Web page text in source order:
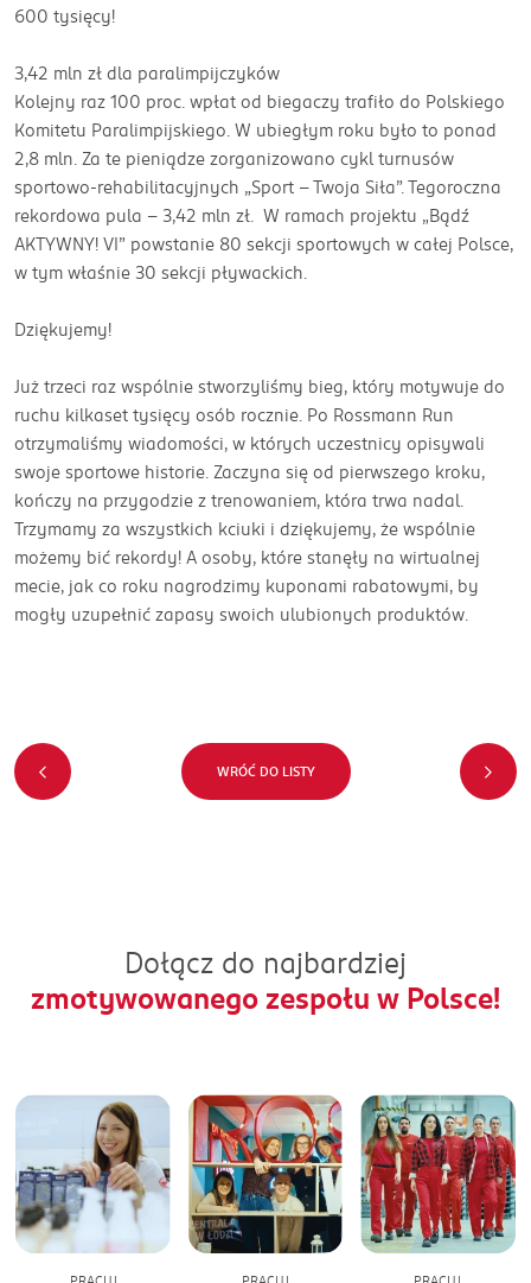
600 tysięcy!
3,42 mln zł dla paralimpijczyków
Kolejny raz 100 proc. wpłat od biegaczy trafiło do Polskiego
Komitetu Paralimpijskiego. W ubiegłym roku było to ponad
2,8 mln. Za te pieniądze zorganizowano cykl turnusów
sportowo-rehabilitacyjnych „Sport – Twoja Siła”. Tegoroczna
rekordowa pula – 3,42 mln zł. W ramach projektu „Bądź
AKTYWNY! VI” powstanie 80 sekcji sportowych w całej Polsce,
w tym właśnie 30 sekcji pływackich.
Dziękujemy!
Już trzeci raz wspólnie stworzyliśmy bieg, który motywuje do
ruchu kilkaset tysięcy osób rocznie. Po Rossmann Run
otrzymaliśmy wiadomości, w których uczestnicy opisywali
swoje sportowe historie. Zaczyna się od pierwszego kroku,
kończy na przygodzie z trenowaniem, która trwa nadal.
Trzymamy za wszystkich kciuki i dziękujemy, że wspólnie
możemy bić rekordy! A osoby, które stanęły na wirtualnej
mecie, jak co roku nagrodzimy kuponami rabatowymi, by
mogły uzupełnić zapasy swoich ulubionych produktów.
WRÓĆ DO LISTY
Dołącz do najbardziej
zmotywowanego zespołu w Polsce!